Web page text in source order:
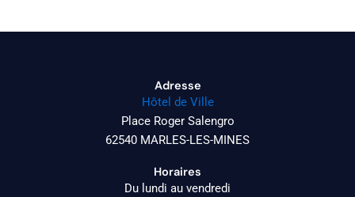
Adresse
Hôtel de Ville
Place Roger Salengro
62540 MARLES-LES-MINES
Horaires
Du lundi au vendredi